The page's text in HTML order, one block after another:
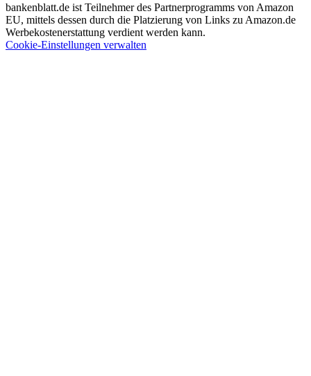
bankenblatt.de ist Teilnehmer des Partnerprogramms von Amazon
EU, mittels dessen durch die Platzierung von Links zu Amazon.de
Werbekostenerstattung verdient werden kann.
Cookie-Einstellungen verwalten